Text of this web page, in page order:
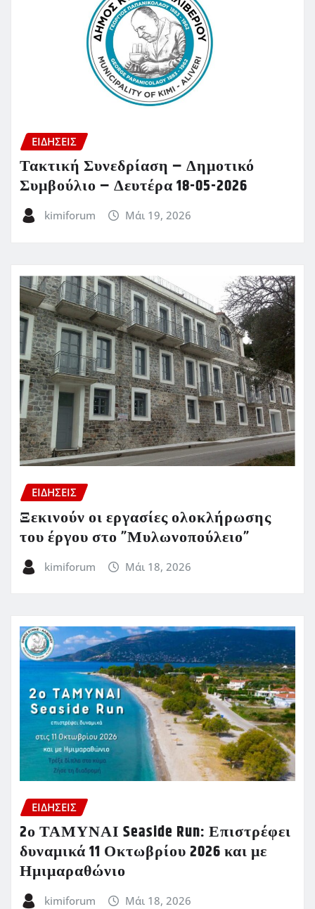
ΕΙΔΗΣΕΙΣ
Τακτική Συνεδρίαση – Δημοτικό
Συμβούλιο – Δευτέρα 18-05-2026
kimiforum Μάι 19, 2026
ΕΙΔΗΣΕΙΣ
Ξεκινούν οι εργασίες ολοκλήρωσης
του έργου στο ”Μυλωνοπούλειο”
kimiforum Μάι 18, 2026
ΕΙΔΗΣΕΙΣ
2ο ΤΑΜΥΝΑΙ Seaside Run: Επιστρέφει
δυναμικά 11 Οκτωβρίου 2026 και με
Ημιμαραθώνιο
kimiforum Μάι 18, 2026